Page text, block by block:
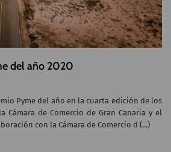
del año 2020
Pyme del año en la cuarta edición de los
Cámara de Comercio de Gran Canaria y el
con la Cámara de Comercio d (...)